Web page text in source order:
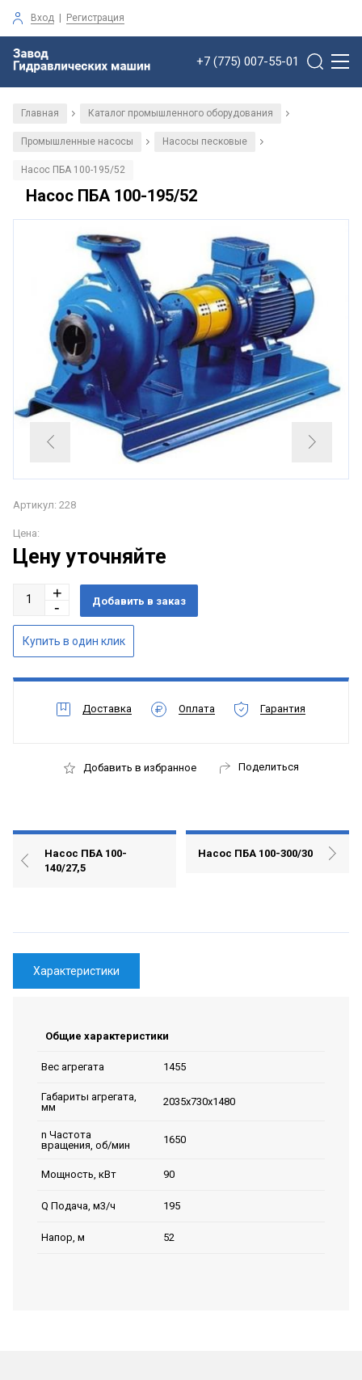
Вход | Регистрация
+7 (775) 007-55-01
Главная / Каталог промышленного оборудования /
Промышленные насосы / Насосы песковые /
Насос ПБА 100-195/52
Насос ПБА 100-195/52
Артикул: 228
Цена:
Цену уточняйте
Доставка Оплата Гарантия
Добавить в избранное Поделиться
Насос ПБА 100-
140/27,5
Насос ПБА 100-300/30
Характеристики
Общие характеристики
Вес агрегата 1455
Габариты агрегата,
мм
2035х730х1480
n Частота
вращения, об/мин
1650
Мощность, кВт 90
Q Подача, м3/ч 195
Напор, м 52